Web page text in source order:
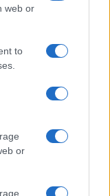
web or
to
or